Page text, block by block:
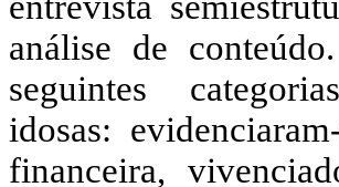
análise de conteúdo.
seguintes
idosas:
financeira,